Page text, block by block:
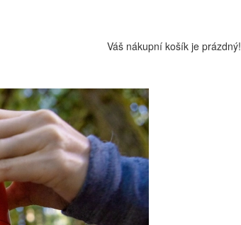
Váš nákupní košík je prázdný!